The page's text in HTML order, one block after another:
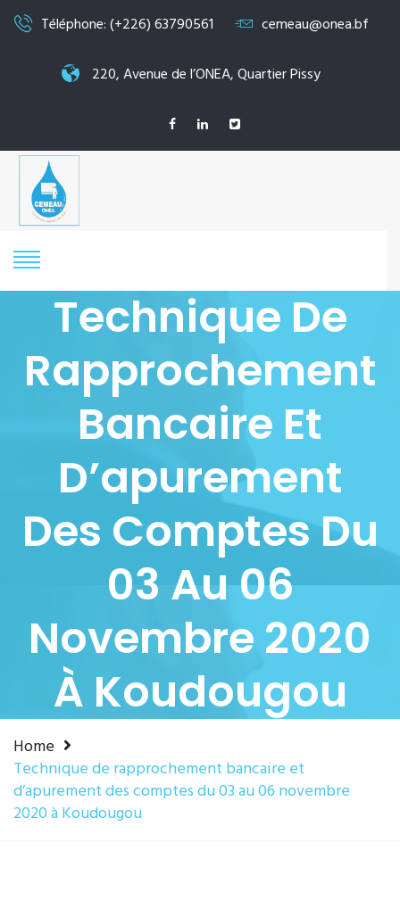
Téléphone: (+226) 63790561 cemeau@onea.bf
220, Avenue de l’ONEA, Quartier Pissy
Technique De
Rapprochement
Bancaire Et
D’apurement
Des Comptes Du
03 Au 06
Novembre 2020
À Koudougou
Home
Technique de rapprochement bancaire et
d’apurement des comptes du 03 au 06 novembre
2020 à Koudougou